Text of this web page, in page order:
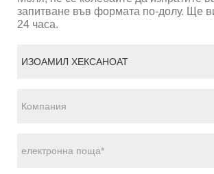
запитване във формата по-долу. Ще
24 часа.